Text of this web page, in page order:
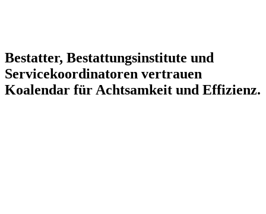
Bestatter, Bestattungsinstitute und
Servicekoordinatoren vertrauen
Koalendar für Achtsamkeit und Effizienz.